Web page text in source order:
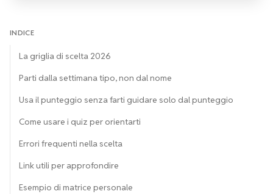
INDICE
La griglia di scelta 2026
Parti dalla settimana tipo, non dal nome
Usa il punteggio senza farti guidare solo dal punteggio
Come usare i quiz per orientarti
Errori frequenti nella scelta
Link utili per approfondire
Esempio di matrice personale